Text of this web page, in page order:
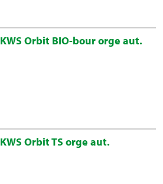
KWS Orbit BIO-bour orge aut.
KWS Orbit TS orge aut.